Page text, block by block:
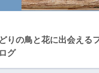
りの鳥と花に出会える
グ